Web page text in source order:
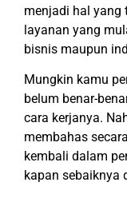
menjadi hal yang
layanan yang
bisnis maupun
Mungkin kamu
belum benar-
cara kerjanya.
membahas
kembali dalam
kapan sebaiknya